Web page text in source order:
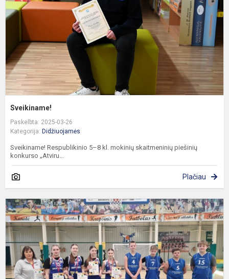
Sveikiname!
Paskelbta: 2025-03-26
Kategorija: Didžiuojamės
Sveikiname! Respublikinio 5–8 kl. mokinių skaitmeninių piešinių
konkurso „Atviru...
Plačiau